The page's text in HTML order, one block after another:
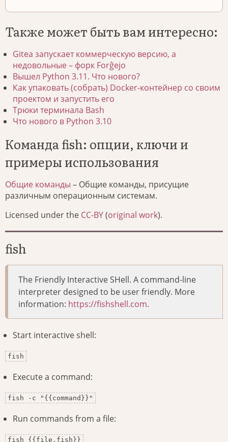
Также может быть вам интересно:
Gitea запускает коммерческую версию, а
недовольные – форк Forĝejo
Вышел Python 3.11. Что нового?
Как упаковать (собрать) Docker-контейнер со своим
проектом и запустить его
Трюки терминала Bash
Что нового в Python 3.10
Команда fish: опции, ключи и
примеры использования
Общие команды – Общие команды, присущие
различным операционным системам.
Licensed under the CC-BY(original work).
fish
The Friendly Interactive SHell. A command-line
interpreter designed to be user friendly. More
information: https://fishshell.com.
Start interactive shell:
fish
Execute a command:
fish -c "{{command}}"
Run commands from a file:
fish {{file.fish}}